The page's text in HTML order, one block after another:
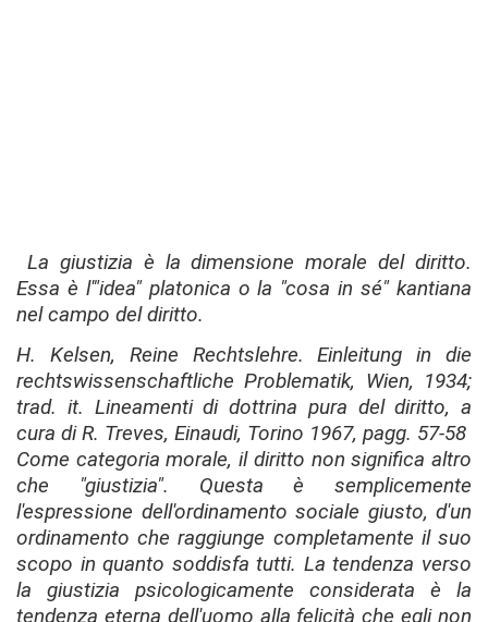
La giustizia è la dimensione morale del diritto.
Essa è l'"idea" platonica o la "cosa in sé" kantiana
nel campo del diritto.
H. Kelsen, Reine Rechtslehre. Einleitung in die
rechtswissenschaftliche Problematik, Wien, 1934;
trad. it. Lineamenti di dottrina pura del diritto, a
cura di R. Treves, Einaudi, Torino 1967, pagg. 57-58
Come categoria morale, il diritto non significa altro
che "giustizia". Questa è semplicemente
l'espressione dell'ordinamento sociale giusto, d'un
ordinamento che raggiunge completamente il suo
scopo in quanto soddisfa tutti. La tendenza verso
la giustizia psicologicamente considerata è la
tendenza eterna dell'uomo alla felicità che egli non